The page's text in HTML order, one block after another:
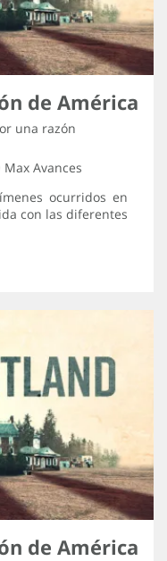
de América
una razón
Max Avances
ocurridos en
con las diferentes
de América